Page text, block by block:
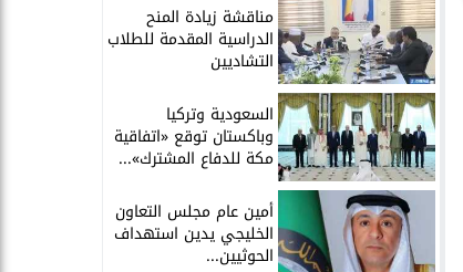
مناقشة زيادة المنح
الدراسية المقدمة للطلاب
التشاديين
السعودية وتركيا
وباكستان توقع «اتفاقية
مكة للدفاع المشترك»...
أمين عام مجلس التعاون
الخليجي يدين استهداف
الحوثيين...